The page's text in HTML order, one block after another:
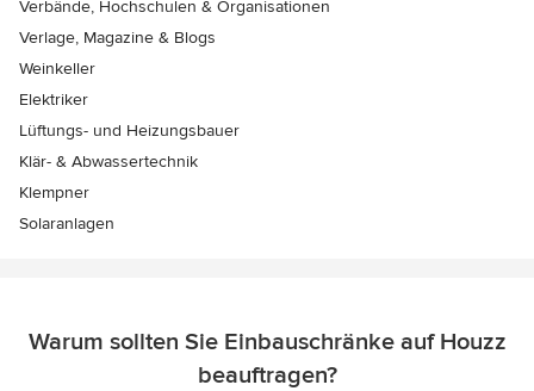
Verbände, Hochschulen & Organisationen
Verlage, Magazine & Blogs
Weinkeller
Elektriker
Lüftungs- und Heizungsbauer
Klär- & Abwassertechnik
Klempner
Solaranlagen
Warum sollten Sie Einbauschränke auf Houzz
beauftragen?